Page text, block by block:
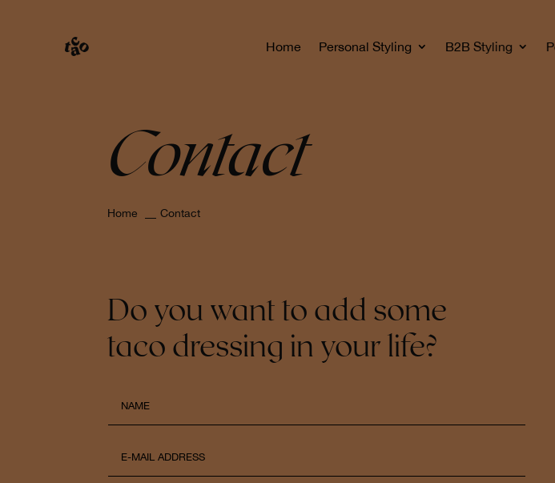
Home Personal Styling B2B Styling
Contact
Home Contact
Do you want to add some
taco dressing in your life?